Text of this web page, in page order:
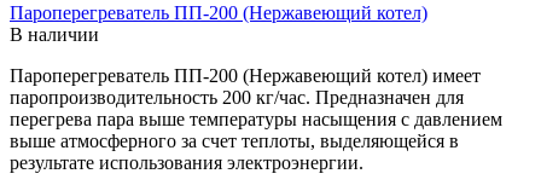
Пароперегреватель ПП-200 (Нержавеющий котел)
В наличии
Пароперегреватель ПП-200 (Нержавеющий котел) имеет
паропроизводительность 200 кг/час. Предназначен для
перегрева пара выше температуры насыщения с давлением
выше атмосферного за счет теплоты, выделяющейся в
результате использования электроэнергии.